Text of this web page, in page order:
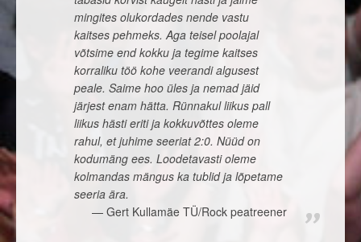
mingites olukordades nende vastu
kaitses pehmeks. Aga teisel poolajal
võtsime end kokku ja tegime kaitses
korraliku töö kohe veerandi algusest
peale. Saime hoo üles ja nemad jäid
järjest enam hätta. Rünnakul liikus pall
liikus hästi eriti ja kokkuvõttes oleme
rahul, et juhime seeriat 2:0. Nüüd on
kodumäng ees. Loodetavasti oleme
kolmandas mängus ka tublid ja lõpetame
seeria ära.
Gert Kullamäe TÜ/Rock peatreener